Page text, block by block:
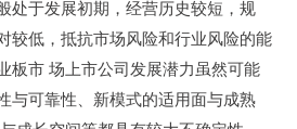
处于发展初期，经营历史较短，规
较低，抵抗市场风险和行业风险的能
板市 场上市公司发展潜力虽然可能
与可靠性、新模式的适用面与成熟